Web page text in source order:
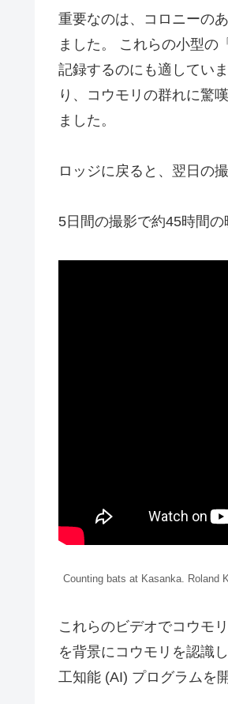
重要なのは、コロニーの
ました。 これらの小型の
記録するのにも適してい
り、コウモリの群れに驚
ました。
ロッジに戻ると、翌日の
5日間の撮影で約45時間
Counting bats at Kasanka. Roland
これらのビデオでコウモ
を背景にコウモリを認識
工知能 (AI) プログラムを